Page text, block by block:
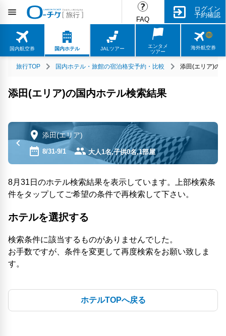
FAQ
ログイン
予約確認
国内航空券 国内ホテル JALツアー
エンタメ
ツアー
海外航空券
旅行TOP 国内ホテル・旅館の宿泊格安予約・比較 添田(エリア)の
添田(エリア)の国内ホテル検索結果
添田(エリア)
8/31-9/1 大人1名,子供0名,1部屋
8月31日のホテル検索結果を表示しています。上部検索条
件をタップしてご希望の条件で再検索して下さい。
ホテルを選択する
検索条件に該当するものがありませんでした。
お手数ですが、条件を変更して再度検索をお願い致しま
す。
ホテルTOPへ戻る